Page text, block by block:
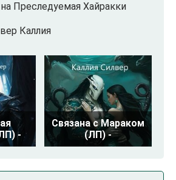
Преследуемая Хайракки
Каллия
-
Связана с Мараком
(ЛП) -